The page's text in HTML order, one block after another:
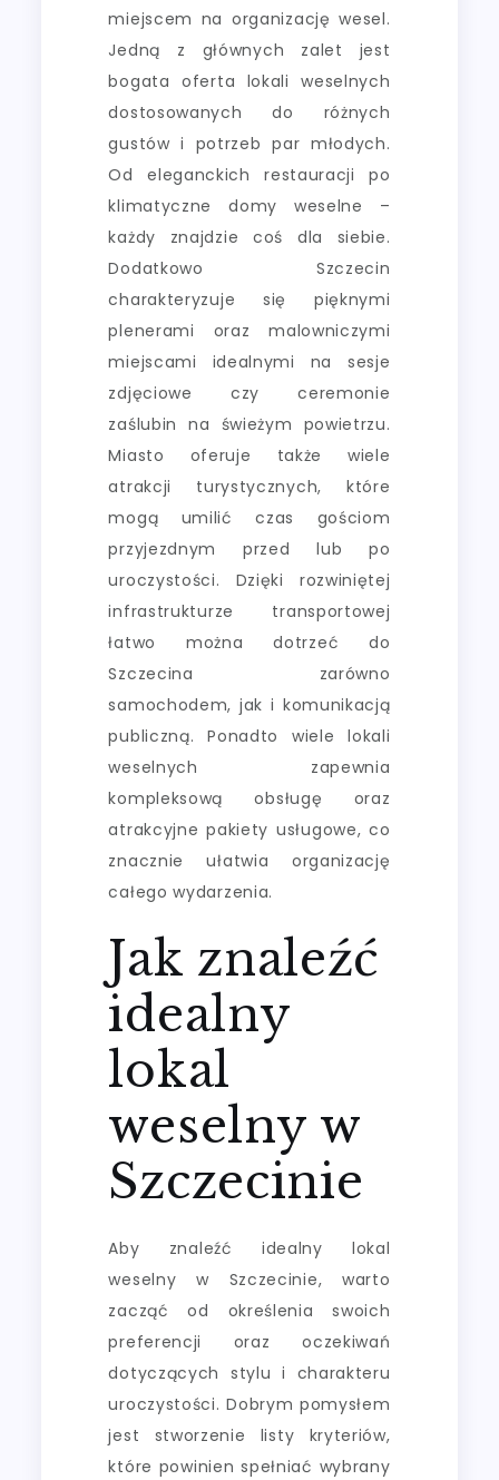
miejscem na organizację wesel.
Jedną z głównych zalet jest
bogata oferta lokali weselnych
dostosowanych do różnych
gustów i potrzeb par młodych.
Od eleganckich restauracji po
klimatyczne domy weselne –
każdy znajdzie coś dla siebie.
Dodatkowo Szczecin
charakteryzuje się pięknymi
plenerami oraz malowniczymi
miejscami idealnymi na sesje
zdjęciowe czy ceremonie
zaślubin na świeżym powietrzu.
Miasto oferuje także wiele
atrakcji turystycznych, które
mogą umilić czas gościom
przyjezdnym przed lub po
uroczystości. Dzięki rozwiniętej
infrastrukturze transportowej
łatwo można dotrzeć do
Szczecina zarówno
samochodem, jak i komunikacją
publiczną. Ponadto wiele lokali
weselnych zapewnia
kompleksową obsługę oraz
atrakcyjne pakiety usługowe, co
znacznie ułatwia organizację
całego wydarzenia.
Jak znaleźć
idealny
lokal
weselny w
Szczecinie
Aby znaleźć idealny lokal
weselny w Szczecinie, warto
zacząć od określenia swoich
preferencji oraz oczekiwań
dotyczących stylu i charakteru
uroczystości. Dobrym pomysłem
jest stworzenie listy kryteriów,
które powinien spełniać wybrany